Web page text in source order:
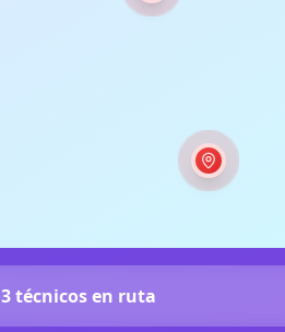
3 técnicos en ruta